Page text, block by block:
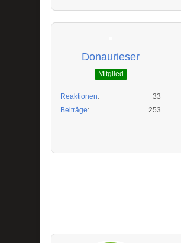
Donaurieser
Mitglied
Reaktionen
33
Beiträge
253